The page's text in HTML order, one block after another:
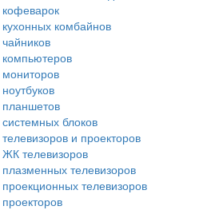
комбайнов
блоков
и проекторов
телевизоров
телевизоров
телевизоров